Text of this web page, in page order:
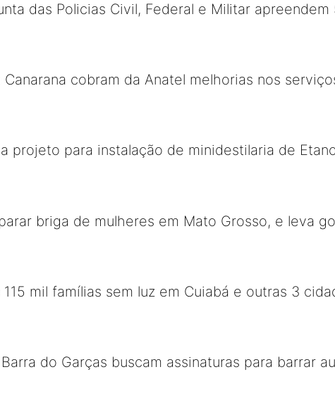
das Policias Civil, Federal e Militar
cobram da Anatel melhorias nos
projeto para instalação de minidestilaria de
briga de mulheres em Mato Grosso, e leva
mil famílias sem luz em Cuiabá e outras 3
do Garças buscam assinaturas para barrar